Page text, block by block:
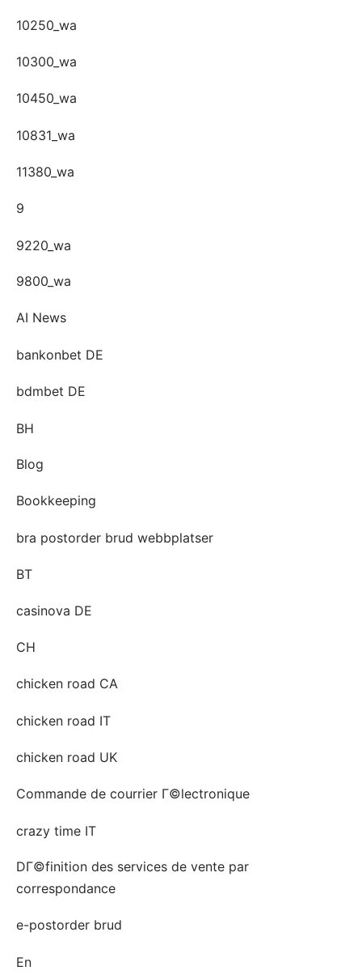
10250_wa
10300_wa
10450_wa
10831_wa
11380_wa
9
9220_wa
9800_wa
AI News
bankonbet DE
bdmbet DE
BH
Blog
Bookkeeping
bra postorder brud webbplatser
BT
casinova DE
CH
chicken road CA
chicken road IT
chicken road UK
Commande de courrier Г©lectronique
crazy time IT
DГ©finition des services de vente par
correspondance
e-postorder brud
En